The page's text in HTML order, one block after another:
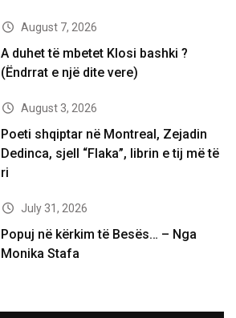
August 7, 2026
A duhet të mbetet Klosi bashki ?
(Ëndrrat e një dite vere)
August 3, 2026
Poeti shqiptar në Montreal, Zejadin
Dedinca, sjell “Flaka”, librin e tij më të
ri
July 31, 2026
Popuj në kërkim të Besës… – Nga
Monika Stafa